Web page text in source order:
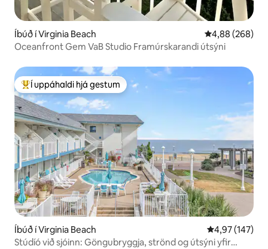
Íbúð í Virginia Beach 4,88 af 5 í
4,88 (268)
Oceanfront Gem VaB Studio Framúrskarandi útsýni
Í mestu uppáhaldi hjá gestum
Í uppáhaldi hjá gestum
Íbúð í Virginia Beach 4,97 af 5 í
4,97 (147)
Stúdíó við sjóinn: Göngubryggja, strönd og útsýni yfir